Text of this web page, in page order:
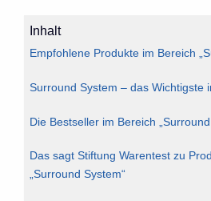
Inhalt
Empfohlene Produkte im Bereich
Surround System – das Wichtigste
Die Bestseller im Bereich
Das sagt Stiftung Warentest zu
„Surround System“